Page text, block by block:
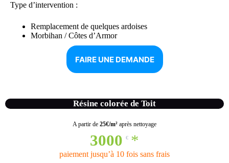
Type d’intervention :
Remplacement de quelques ardoises
Morbihan / Côtes d’Armor
FAIRE UNE DEMANDE
Résine colorée de Toit
A partir de 25€/m² après nettoyage
3000 € *
paiement jusqu’à 10 fois sans frais